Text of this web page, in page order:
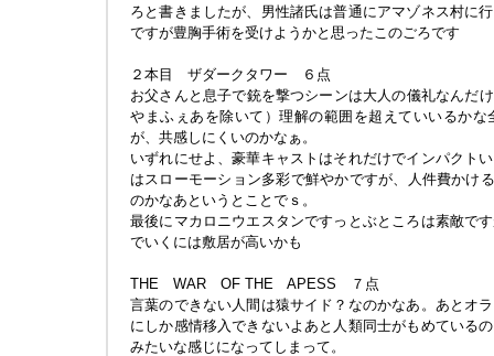
ろと書きましたが、男性諸氏は普通にアマゾネス村に
ですが豊胸手術を受けようかと思ったこのごろです
２本目 ザダークタワー ６点
お父さんと息子で銃を撃つシーンは大人の儀礼なんだ
やまふぇあを除いて）理解の範囲を超えていいるか
が、共感しにくいのかなぁ。
いずれにせよ、豪華キャストはそれだけでインパクト
はスローモーション多彩で鮮やかですが、人件費かけ
のかなあというとことでｓ。
最後にマカロニウエスタンですっとぶところは素敵で
でいくには敷居が高いかも
THE WAR OF THE APESS ７点
言葉のできない人間は猿サイド？なのかなあ。あとオ
にしか感情移入できないよあと人類同士がもめている
みたいな感じになってしまって。